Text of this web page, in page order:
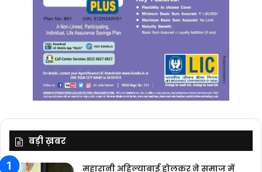
बड़ी ख़बर
महारानी अहिल्याबाई होलकर ने समाज में